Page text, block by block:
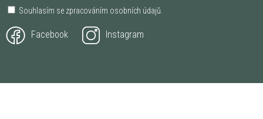
Souhlasím se zpracováním osobních údajů
Facebook Instagram